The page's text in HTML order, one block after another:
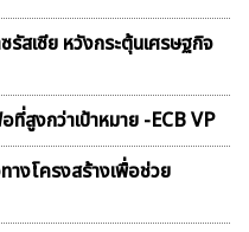
รัสเซีย หวังกระตุ้นเศรษฐกิจ
ที่สูงกว่าเป้าหมาย -ECB VP
างโครงสร้างเพื่อช่วย